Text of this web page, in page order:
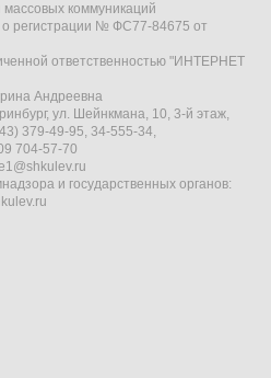
коммуникаций
о регистрации № ФС77-84675 от
ответственностью "ИНТЕРНЕТ
Андреевна
ул. Шейнкмана, 10, 3-й этаж,
379-49-95, 34-555-34,
704-57-70
и государственных органов: